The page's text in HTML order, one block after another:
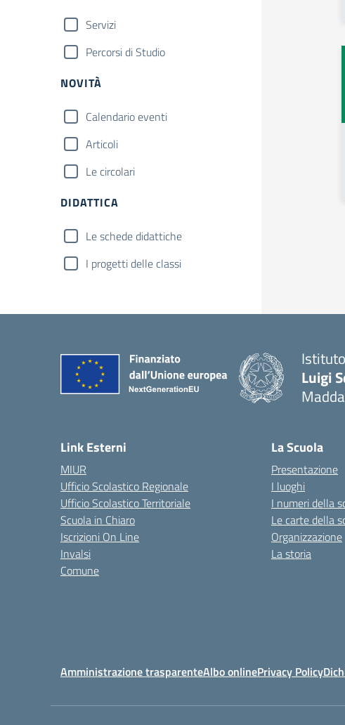
Servizi
Percorsi di Studio
NOVITÀ
Calendario eventi
Articoli
Le circolari
DIDATTICA
Le schede didattiche
I progetti delle classi
Luigi
Link Esterni
MIUR
Ufficio Scolastico Regionale
Ufficio Scolastico Territoriale
Scuola in Chiaro
Iscrizioni On Line
Invalsi
Comune
La Scuola
Presentazione
I luoghi
I numeri della
Le carte della
Organizzazione
La storia
Amministrazione trasparenteAlbo onlinePrivacy Policy